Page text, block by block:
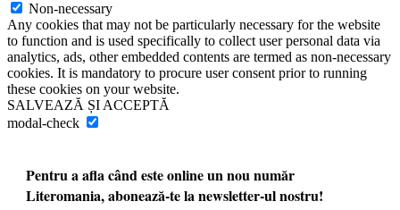
Non-necessary
Any cookies that may not be particularly necessary for the website
to function and is used specifically to collect user personal data via
analytics, ads, other embedded contents are termed as non-necessary
cookies. It is mandatory to procure user consent prior to running
these cookies on your website.
SALVEAZĂ ȘI ACCEPTĂ
modal-check
Pentru a afla când este online un nou număr
Literomania, abonează-te la newsletter-ul nostru!